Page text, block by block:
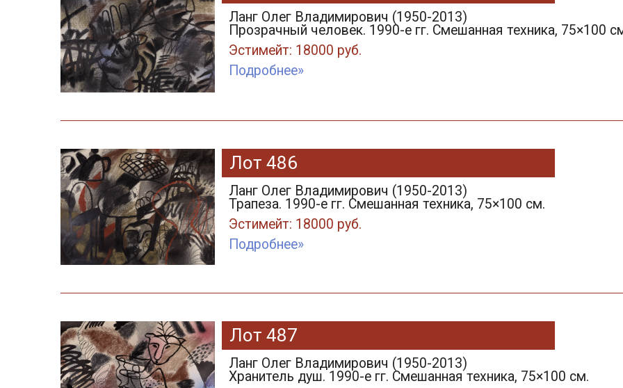
Ланг Олег Владимирович (1950-2013)
Прозрачный человек. 1990-е гг. Смешанная техника, 75×100
Эстимейт: 18000 руб.
Подробнее»
Лот 486
Ланг Олег Владимирович (1950-2013)
Трапеза. 1990-е гг. Смешанная техника, 75×100 см.
Эстимейт: 18000 руб.
Подробнее»
Лот 487
Ланг Олег Владимирович (1950-2013)
Хранитель душ. 1990-е гг. Смешанная техника, 75×100 см.